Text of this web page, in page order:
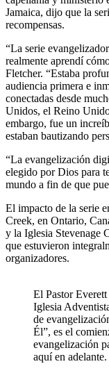
Jamaica, dijo que la
recompensas.
“La serie
realmente aprendí
Fletcher. “Estaba
audiencia primera e
conectadas desde
Unidos, el Reino
embargo, fue un
estaban bautizando
“La evangelización
elegido por Dios para
mundo a fin de que
El impacto de la serie
Creek, en Ontario,
y la Iglesia Stevenage
que estuvieron
organizadores.
El Pastor
Iglesia
de
Él”, es el
evangelización
aquí en